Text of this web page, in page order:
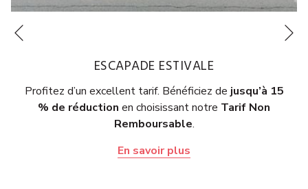
Précédent
ESCAPADE ESTIVALE
Profitez d’un excellent tarif. Bénéficiez de jusqu’à 15
% de réduction en choisissant notre Tarif Non
Remboursable.
En savoir plus